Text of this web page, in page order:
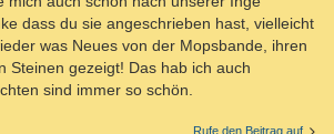
dass du sie angeschrieben hast, vielleicht
was Neues von der Mopsbande, ihren
Steinen gezeigt! Das hab ich auch
sind immer so schön.
Rufe den Beitrag auf